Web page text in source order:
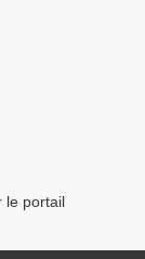
le portail